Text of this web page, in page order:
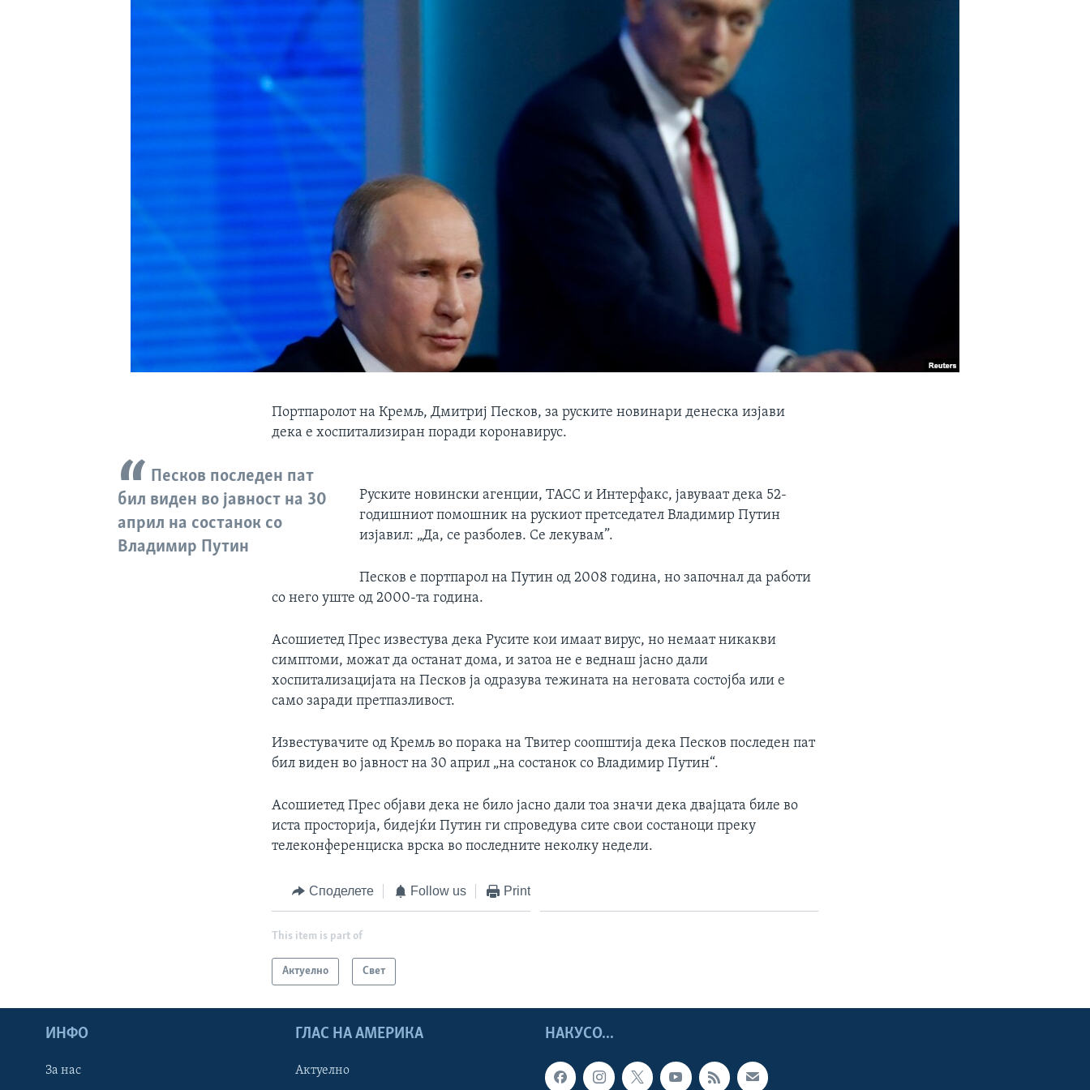
Портпаролот на Кремљ, Дмитриј Песков, за руските новинари денеска изјави
дека е хоспитализиран поради коронавирус.
Песков последен пат
бил виден во јавност на 30
април на состанок со
Владимир Путин
Руските новински агенции, ТАСС и Интерфакс, јавуваат дека 52-
годишниот помошник на рускиот претседател Владимир Путин
изјавил: „Да, се разболев. Се лекувам”.
Песков е портпарол на Путин од 2008 година, но започнал да работи
со него уште од 2000-та година.
Асошиетед Прес известува дека Русите кои имаат вирус, но немаат никакви
симптоми, можат да останат дома, и затоа не е веднаш јасно дали
хоспитализацијата на Песков ја одразува тежината на неговата состојба или е
само заради претпазливост.
Известувачите од Кремљ во порака на Твитер соопштија дека Песков последен пат
бил виден во јавност на 30 април „на состанок со Владимир Путин“.
Асошиетед Прес објави дека не било јасно дали тоа значи дека двајцата биле во
иста просторија, бидејќи Путин ги спроведува сите свои состаноци преку
телеконференциска врска во последните неколку недели.
Споделете Follow us Print
This item is part of
Актуелно Свет
НАКУСО...
ИНФО
За нас
ГЛАС НА АМЕРИКА
Актуелно